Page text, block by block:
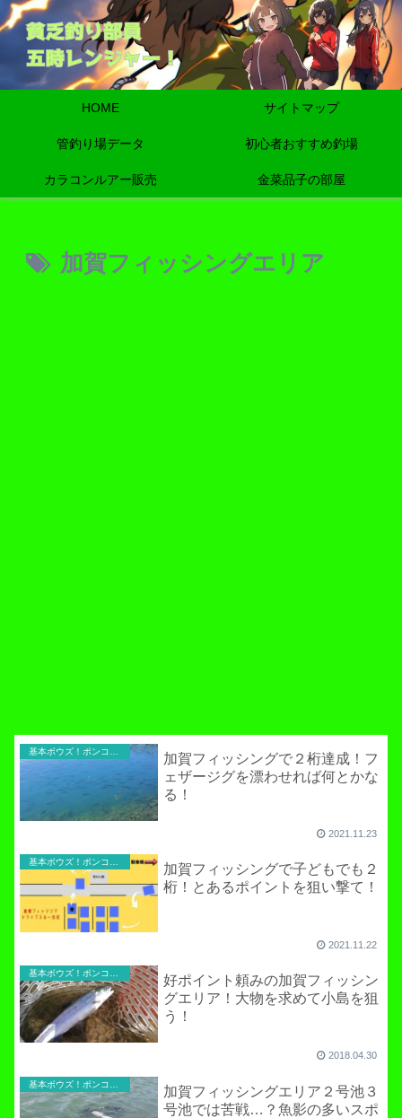
HOME サイトマップ
管釣り場データ 初心者おすすめ釣場
カラコンルアー販売 金菜品子の部屋
加賀フィッシングエリア
加賀フィッシングで２桁達成！フ
ェザージグを漂わせれば何とかな
る！
2021.11.23
基本ボウズ！ポンコツ実践記
加賀フィッシングで子どもでも２
桁！とあるポイントを狙い撃て！
2021.11.22
好ポイント頼みの加賀フィッシン
グエリア！大物を求めて小島を狙
う！
2018.04.30
加賀フィッシングエリア２号池３
号池では苦戦…？魚影の多いスポ